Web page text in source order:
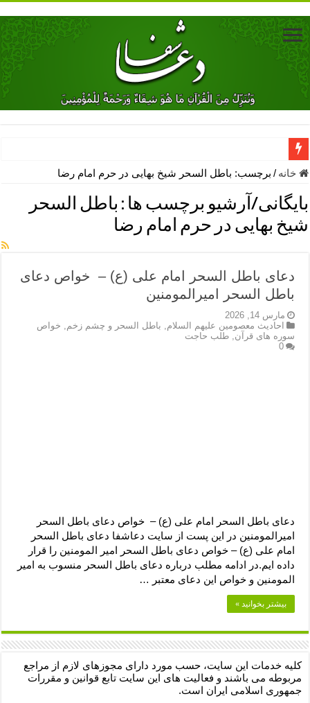
دعای جلب محبت فوری معشوق – دعای جلب محبت شوهر
دعای مشکل گشا برای رفع فقر – ذکرهای روزی‌ بخش
معجزات دعای یا من اظهر الجمیل – دعای یا من اظهر الجمیل برای
مهم ترین اذکار الهی و فضیلت آن ها – ذکر مخصوص مستجاب الدعوه
نماز حاجت برای کار گشایی- دعای رفع مشکلات و طلب حاجت
دعای رفع فقر و طلب رزق و روزی – آیه‌ جلب ثروت و برکت مال
لا حول ولا قوة الا بالله برای چشم زخم – دعای چشم زخم ماشاالله
خانه / برچسب: باطل السحر شیخ بهایی در حرم امام رضا
بایگانی/آرشیو برچسب ها : باطل السحر
شیخ بهایی در حرم امام رضا
دعای باطل السحر امام علی (ع) – خواص دعای
باطل السحر امیرالمومنین
مارس 14, 2026
احادیث معصومین علیهم السلام
باطل السحر و چشم زخم
خواص
سوره های قرآن ,طلب حاجت
0
دعای باطل السحر امام علی (ع) – خواص دعای باطل السحر
امیرالمومنین در این پست از سایت دعاشفا دعای باطل السحر
امام علی (ع) – خواص دعای باطل السحر امیر المومنین را قرار
داده ایم.در ادامه مطلب درباره دعای باطل السحر منسوب به امیر
المومنین و خواص این دعای معتبر …
بیشتر بخوانید »
کلیه خدمات این سایت، حسب مورد دارای مجوزهای لازم از مراجع
مربوطه می باشند و فعالیت های این سایت تابع قوانین و مقررات
جمهوری اسلامی ایران است.